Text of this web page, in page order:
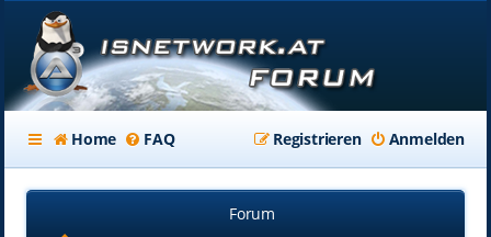
Home FAQ Anmelden
Registrieren
Forum